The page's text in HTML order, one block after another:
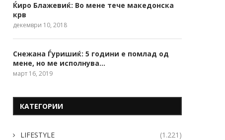
Ќиро Блажевиќ: Во мене тече македонска
крв
декември 10, 2018
Снежана Ѓуришиќ: 5 години е помлад од
мене, но ме исполнува…
март 16, 2019
КАТЕГОРИИ
LIFESTYLE (1.221)